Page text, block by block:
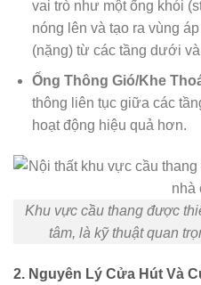
vai trò như một ống khói
nóng lên và tạo ra vùng
(nặng) từ các tầng dưới
Ống Thông Gió/Khe
thông liên tục giữa các
hoạt động hiệu quả hơn.
Khu vực cầu thang được
tâm, là kỹ thuật quan
2. Nguyên Lý Cửa Hút Và